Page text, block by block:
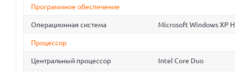
Программное обеспечение
Операционная система Microsoft Windows XP
Процессор
Центральный процессор Intel Core Duo